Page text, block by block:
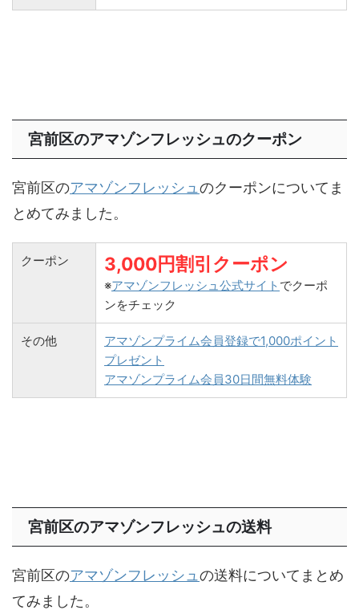
宮前区のアマゾンフレッシュのクーポン
宮前区のアマゾンフレッシュ のクーポンについてま
とめてみました。
クーポン 3,000円割引クーポン
※アマゾンフレッシュ公式サイト でクーポ
ンをチェック
その他
アマゾンプライム会員登録で1,000ポイント
プレゼント
アマゾンプライム会員30日間無料体験
宮前区のアマゾンフレッシュの送料
宮前区のアマゾンフレッシュ の送料についてまとめ
てみました。